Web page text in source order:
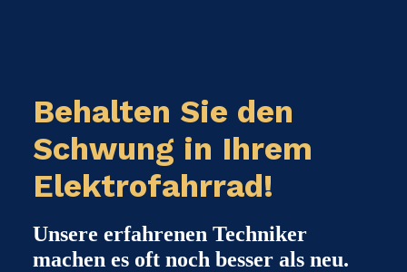
Behalten Sie den
Schwung in Ihrem
Elektrofahrrad!
Unsere erfahrenen Techniker
machen es oft noch besser als neu.